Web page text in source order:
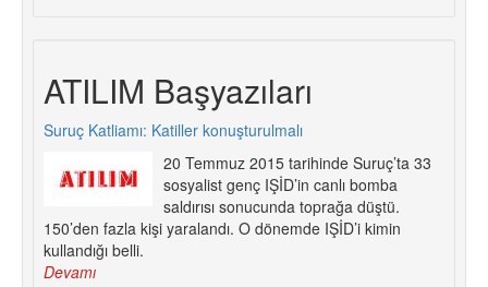
ATILIM Başyazıları
Suruç Katliamı: Katiller konuşturulmalı
20 Temmuz 2015 tarihinde Suruç’ta 33
sosyalist genç IŞİD’in canlı bomba
saldırısı sonucunda toprağa düştü.
150’den fazla kişi yaralandı. O dönemde IŞİD’i kimin
kullandığı belli.
Devamı